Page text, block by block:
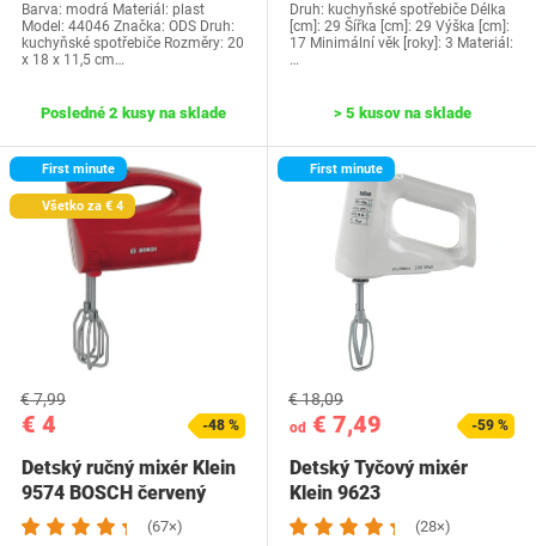
Barva: modrá Materiál: plast
Model: 44046 Značka: ODS Druh:
kuchyňské spotřebiče Rozměry: 20
x 18 x 11,5 cm…
Posledné 2 kusy na sklade
Druh: kuchyňské spotřebiče Délka
[cm]: 29 Šířka [cm]: 29 Výška [cm]:
17 Minimální věk [roky]: 3 Materiál:
…
> 5 kusov na sklade
First minute
Všetko za € 4
€ 4
€ 7,99
-48 %
Detský ručný mixér Klein
9574 BOSCH červený
(67×)
First minute
od € 7,49
€ 18,09
-59 %
Detský Tyčový mixér
Klein 9623
(28×)